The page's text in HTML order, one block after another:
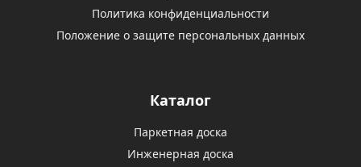
Политика конфиденциальности
Положение о защите персональных данных
Каталог
Паркетная доска
Инженерная доска